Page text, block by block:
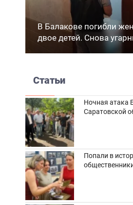
В Балакове погибли
двое детей. Снова
Статьи
Ночная атака
Саратовской
Попали в